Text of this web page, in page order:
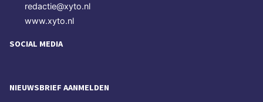
redactie@xyto.nl
www.xyto.nl
SOCIAL MEDIA
NIEUWSBRIEF AANMELDEN